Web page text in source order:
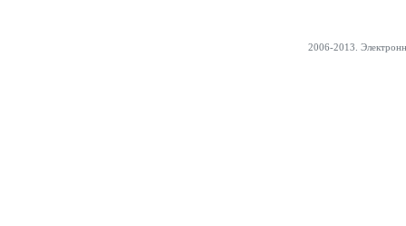
2006-2013.